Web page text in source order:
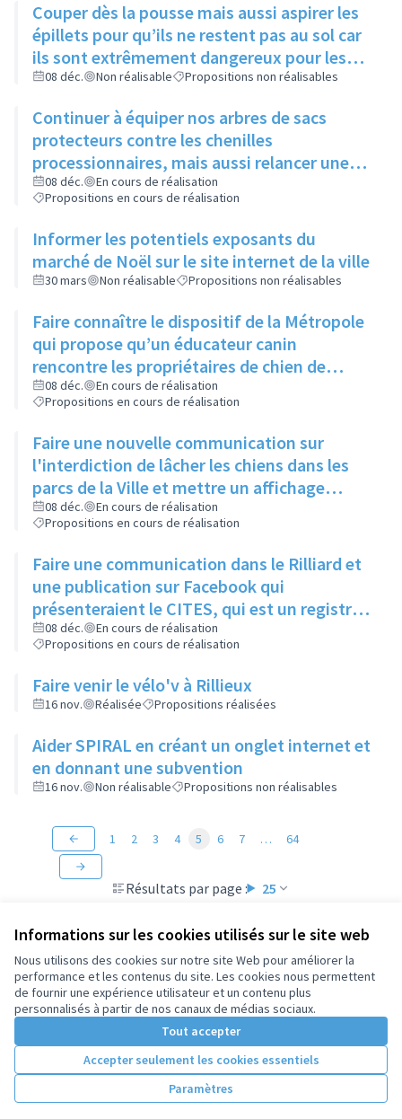
Informations sur les cookies utilisés sur le site web
Nous utilisons des cookies sur notre site Web pour améliorer la
performance et les contenus du site. Les cookies nous permettent
de fournir une expérience utilisateur et un contenu plus
personnalisés à partir de nos canaux de médias sociaux.
Tout accepter
Accepter seulement les cookies essentiels
Paramètres
Couper dès la pousse mais aussi aspirer les
épillets pour qu’ils ne restent pas au sol car
ils sont extrêmement dangereux pour les
animaux
08 déc. Non réalisable Propositions non réalisables
Continuer à équiper nos arbres de sacs
protecteurs contre les chenilles
processionnaires, mais aussi relancer une
communication sur leur utilité, leur
importance et l’intérêt commun de ne pas y
toucher
08 déc.
En cours de réalisation
Propositions en cours de réalisation
Informer les potentiels exposants du
marché de Noël sur le site internet de la ville
30 mars Non réalisable Propositions non réalisables
Faire connaître le dispositif de la Métropole
qui propose qu’un éducateur canin
rencontre les propriétaires de chien de
moins d’un an pour leur expliquer les
principaux signaux, via un article dans le
Rilliard et/ou le Facebook de la ville
08 déc.
En cours de réalisation
Propositions en cours de réalisation
Faire une nouvelle communication sur
l'interdiction de lâcher les chiens dans les
parcs de la Ville et mettre un affichage
mentionnant l'arrêté municipal à l'entrée de
chaque parc
08 déc.
En cours de réalisation
Propositions en cours de réalisation
Faire une communication dans le Rilliard et
une publication sur Facebook qui
présenteraient le CITES, qui est un registre
des animaux dangereux ou protégés, et
donneraient le lien pour y accéder.
08 déc.
En cours de réalisation
Propositions en cours de réalisation
Faire venir le vélo'v à Rillieux
16 nov. Réalisée Propositions réalisées
Aider SPIRAL en créant un onglet internet et
en donnant une subvention
16 nov. Non réalisable Propositions non réalisables
Résultats par page : 25
1 2 3 4 5 6 7 … 64
Conditions d'utilisation
Paramètres des cookies
(Lien externe)Open Source Politics
(Lien externe)
grâce au
Decidim
.
Licence
(Lien